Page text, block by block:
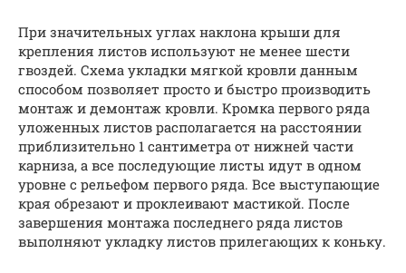
При значительных углах наклона крыши для
крепления листов используют не менее шести
гвоздей. Схема укладки мягкой кровли данным
способом позволяет просто и быстро производить
монтаж и демонтаж кровли. Кромка первого ряда
уложенных листов располагается на расстоянии
приблизительно 1 сантиметра от нижней части
карниза, а все последующие листы идут в одном
уровне с рельефом первого ряда. Все выступающие
края обрезают и проклеивают мастикой. После
завершения монтажа последнего ряда листов
выполняют укладку листов прилегающих к коньку.